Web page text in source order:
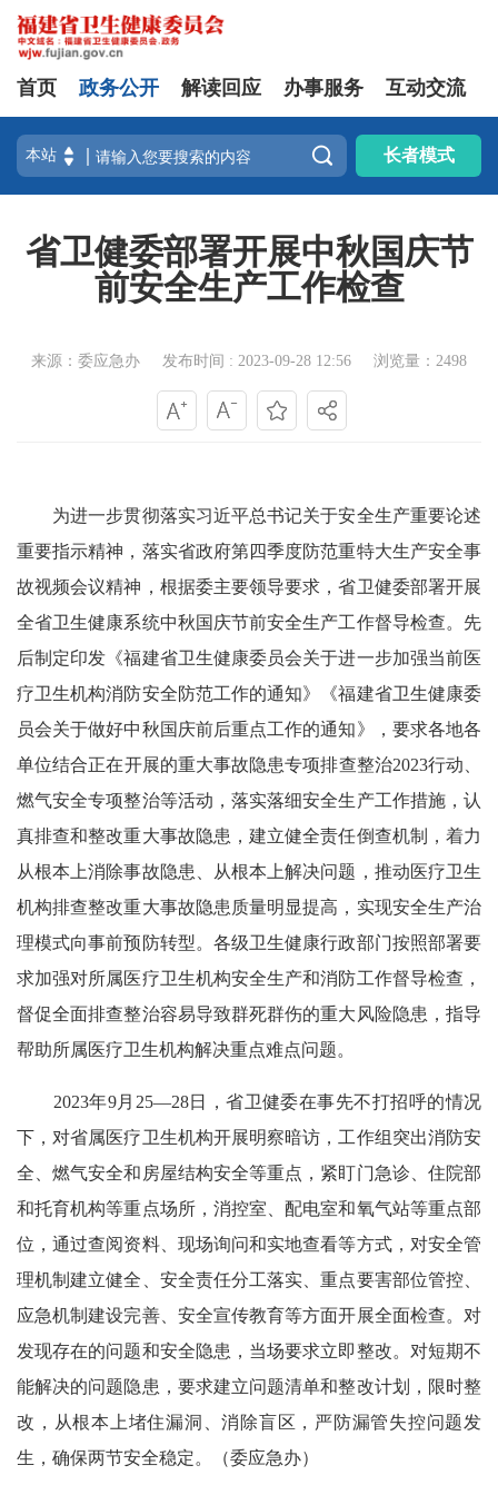
首页 政务公开 解读回应 办事服务 互动交流
 长者模式
省卫健委部署开展中秋国庆节
前安全生产工作检查
来源：委应急办 发布时间 : 2023-09-28 12:56 浏览量：2498
为进一步贯彻落实习近平总书记关于安全生产重要论述
重要指示精神，落实省政府第四季度防范重特大生产安全事
故视频会议精神，根据委主要领导要求，省卫健委部署开展
全省卫生健康系统中秋国庆节前安全生产工作督导检查。先
后制定印发《福建省卫生健康委员会关于进一步加强当前医
疗卫生机构消防安全防范工作的通知》《福建省卫生健康委
员会关于做好中秋国庆前后重点工作的通知》，要求各地各
单位结合正在开展的重大事故隐患专项排查整治2023行动、
燃气安全专项整治等活动，落实落细安全生产工作措施，认
真排查和整改重大事故隐患，建立健全责任倒查机制，着力
从根本上消除事故隐患、从根本上解决问题，推动医疗卫生
机构排查整改重大事故隐患质量明显提高，实现安全生产治
理模式向事前预防转型。各级卫生健康行政部门按照部署要
求加强对所属医疗卫生机构安全生产和消防工作督导检查，
督促全面排查整治容易导致群死群伤的重大风险隐患，指导
帮助所属医疗卫生机构解决重点难点问题。
2023年9月25—28日，省卫健委在事先不打招呼的情况
下，对省属医疗卫生机构开展明察暗访，工作组突出消防安
全、燃气安全和房屋结构安全等重点，紧盯门急诊、住院部
和托育机构等重点场所，消控室、配电室和氧气站等重点部
位，通过查阅资料、现场询问和实地查看等方式，对安全管
理机制建立健全、安全责任分工落实、重点要害部位管控、
应急机制建设完善、安全宣传教育等方面开展全面检查。对
发现存在的问题和安全隐患，当场要求立即整改。对短期不
能解决的问题隐患，要求建立问题清单和整改计划，限时整
改，从根本上堵住漏洞、消除盲区，严防漏管失控问题发
生，确保两节安全稳定。（委应急办）